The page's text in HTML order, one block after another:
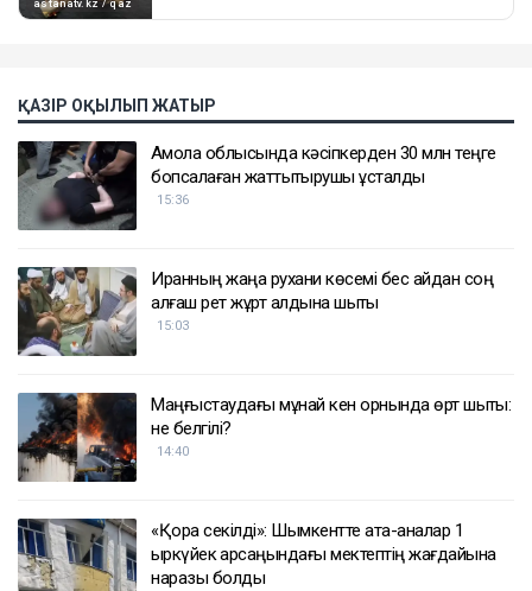
ҚАЗІР ОҚЫЛЫП ЖАТЫР
Ақмола облысында кәсіпкерден 30 млн теңге
бопсалаған жаттықтырушы ұсталды
15:36
Иранның жаңа рухани көсемі бес айдан соң
алғаш рет жұрт алдына шықты
15:03
Маңғыстаудағы мұнай кен орнында өрт шықты:
не белгілі?
14:40
«Қора секілді»: Шымкентте ата-аналар 1
қыркүйек қарсаңындағы мектептің жағдайына
наразы болды